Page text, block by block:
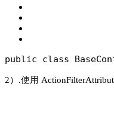
public class
2）.使用